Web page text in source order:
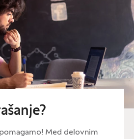
Med delovnim